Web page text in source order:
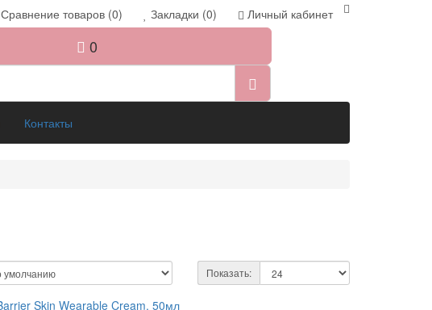
Личный кабинет
Закладки (0)
Сравнение товаров (0)
0
Контакты
Показать: